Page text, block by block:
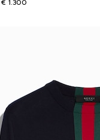
€ 1.300